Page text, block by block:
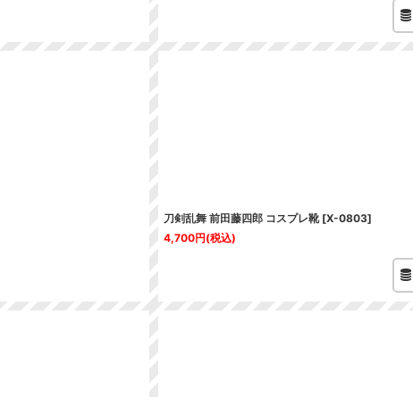
刀剣乱舞 前田藤四郎 コスプレ靴 [X-0803]
4,700円(税込)